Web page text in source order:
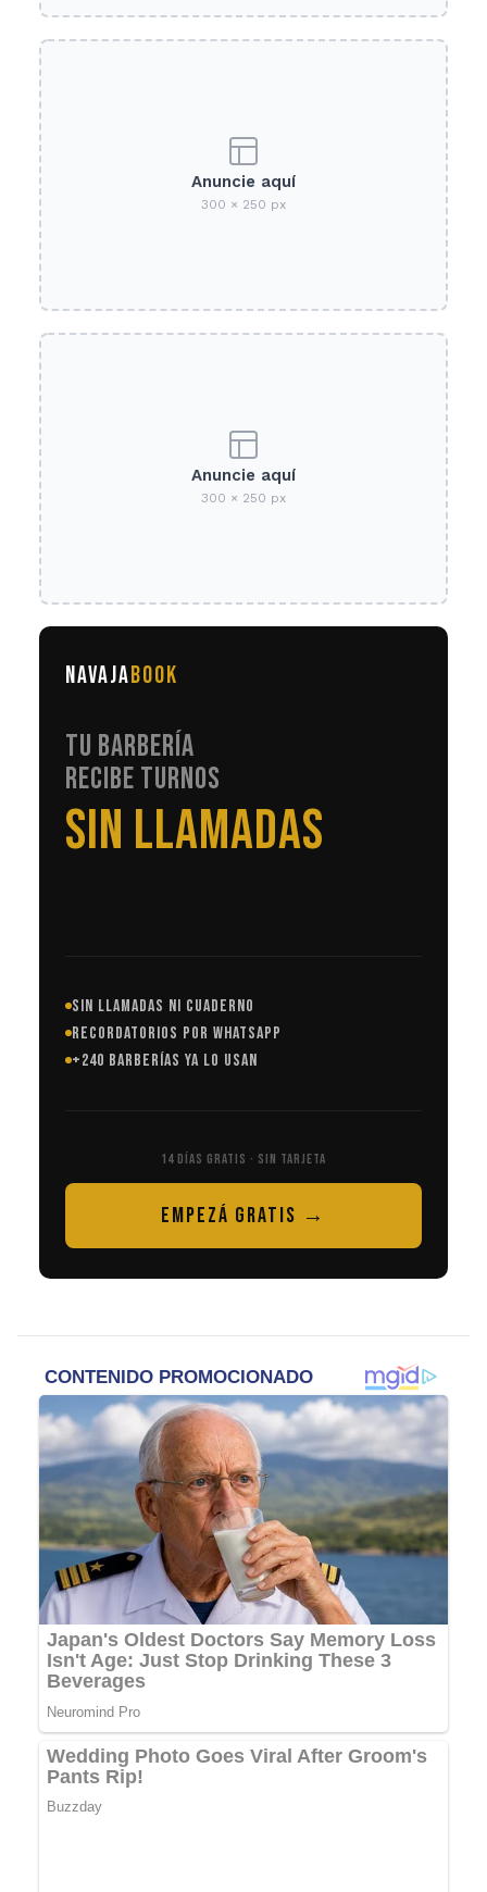
Anuncie aquí
300 × 250 px
Anuncie aquí
300 × 250 px
NAVAJABOOK
TU BARBERÍA
RECIBE TURNOS
EN AUTOMÁTICO
SIN LLAMADAS NI CUADERNO
RECORDATORIOS POR WHATSAPP
+240 BARBERÍAS YA LO USAN
14 DÍAS GRATIS · SIN TARJETA
EMPEZÁ GRATIS →